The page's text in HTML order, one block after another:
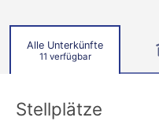
Alle Unterkünfte
11 verfügbar
Stellplätze